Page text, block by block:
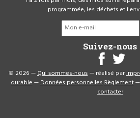
programmée, les déchets et
Suivez-nous
© 2026 —Qui sommes-nous— réalisé par
durable—Données personnellesRèglement—
contacter